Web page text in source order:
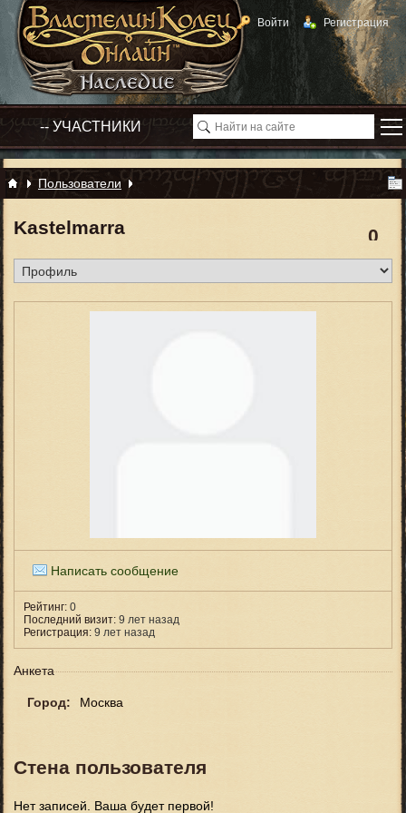
Войти Регистрация
Пользователи
0
Kastelmarra
Написать сообщение
Рейтинг: 0
Последний визит: 9 лет назад
Регистрация: 9 лет назад
Анкета
Город: Москва
Стена пользователя
Нет записей. Ваша будет первой!